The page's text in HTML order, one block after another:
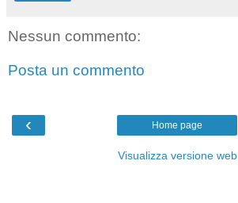
Nessun commento:
Posta un commento
‹ Home page
Visualizza versione web